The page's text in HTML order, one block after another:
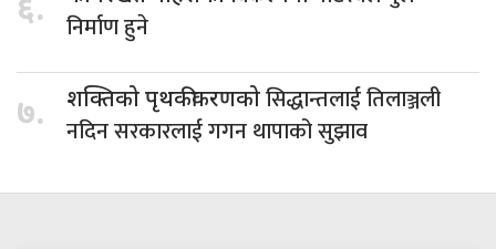
६.
निर्माण हुने
७. शक्तिको पृथकीकरणकोसिद्धान्तलाई तिलाञ्जली
नदिन सरकारलाई गगन थापाको सुझाव